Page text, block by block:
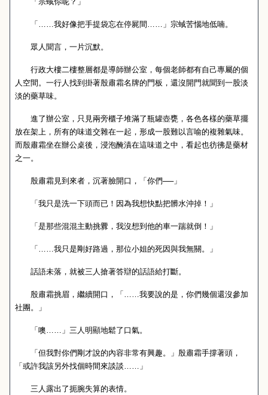
「……我好像把手提袋忘在停屍間……」宗蜮苦惱地低喃。
眾人聞言，一片沉默。
行政大樓二樓整層都是導師辦公室，每個老師都有自己專屬的個
人空間。一行人找到掛著殷肅霜名牌的門板，還沒開門就聞到一股淡
淡的藥草味。
進了辦公室，只見兩旁櫃子堆滿了瓶罐壺甕，各色各樣的藥草擺
放在架上，所有的味道交雜在一起，形成一股難以言喻的複雜氣味。
而殷肅霜坐在辦公桌後，浸泡醃漬在這味道之中，看起也彷彿是藥材
之一。
殷肅霜見到來者，沉著臉開口，「你們──」
「我只是洗一下頭而已！因為我想快點把髒水沖掉！」
「是那些混混主動挑釁，我沒想到他的車一踹就倒！」
「……我只是剛好路過，那位小姐的死因與我無關。」
話語未落，就被三人搶著答辯的話語給打斷。
殷肅霜挑眉，繼續開口，「……我要說的是，你們幾個還沒參加
社團。」
「噢……」三人明顯地鬆了口氣。
「但我對你們剛才說的內容非常有興趣。」殷肅霜手撐著頭，
「或許我該另外找個時間來談談……」
三人露出了扼腕失算的表情。